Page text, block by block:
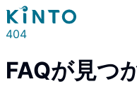
404
FAQが見つ